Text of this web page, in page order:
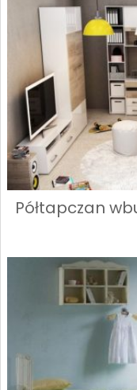
Półtapczan